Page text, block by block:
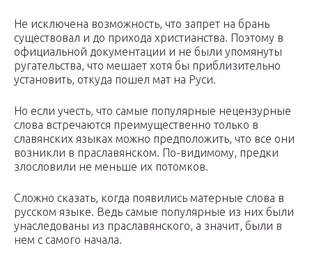
Не исключена возможность, что запрет на брань
существовал и до прихода христианства. Поэтому в
официальной документации и не были упомянуты
ругательства, что мешает хотя бы приблизительно
установить, откуда пошел мат на Руси.
Но если учесть, что самые популярные нецензурные
слова встречаются преимущественно только в
славянских языках можно предположить, что все они
возникли в праславянском. По-видимому, предки
злословили не меньше их потомков.
Сложно сказать, когда появились матерные слова в
русском языке. Ведь самые популярные из них были
унаследованы из праславянского, а значит, были в
нем с самого начала.